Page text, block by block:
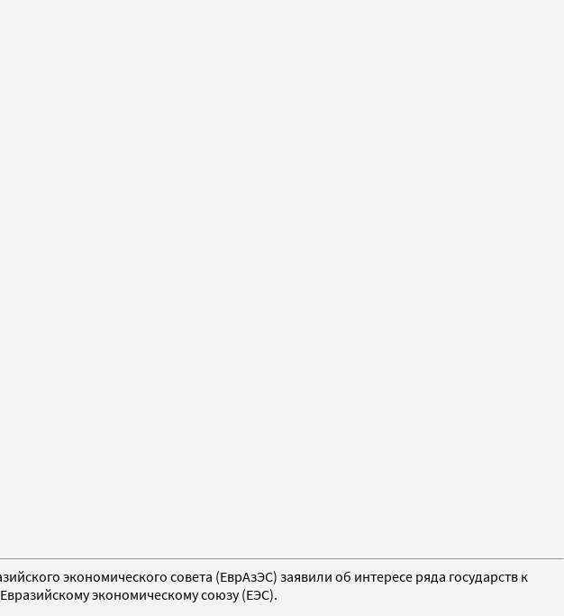
экономического совета (ЕврАзЭС) заявили об интересе ряда государств к
экономическому союзу (ЕЭС).